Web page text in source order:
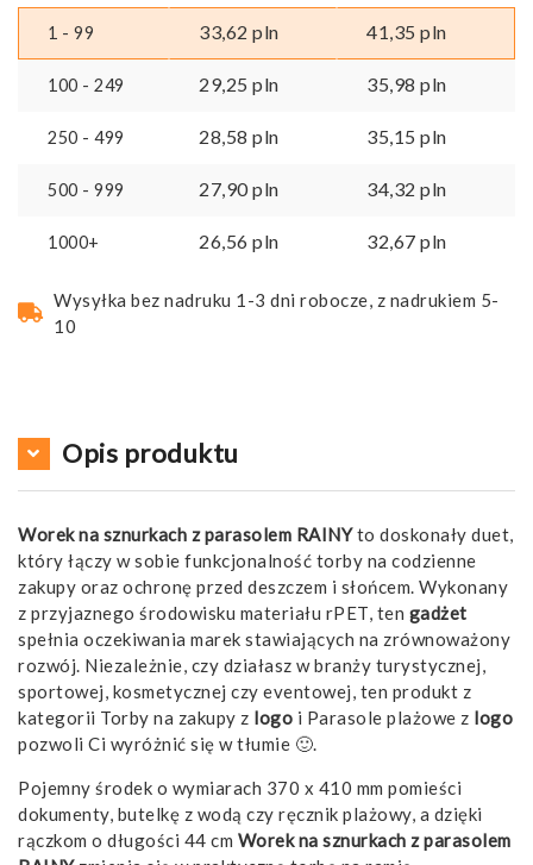
1 - 99 33,62 pln 41,35 pln
100 - 249 29,25 pln 35,98 pln
250 - 499 28,58 pln 35,15 pln
500 - 999 27,90pln 34,32 pln
1000+ 26,56 pln 32,67 pln
Wysyłka bez nadruku 1-3 dni robocze, z nadrukiem 5-
10
Opis produktu
Worek na sznurkach z parasolem RAINYto doskonały duet,
który łączy w sobie funkcjonalność torby na codzienne
zakupy oraz ochronę przed deszczem i słońcem. Wykonany
z przyjaznego środowisku materiału rPET, ten gadżet
spełnia oczekiwania marek stawiających na zrównoważony
rozwój. Niezależnie, czy działasz w branży turystycznej,
sportowej, kosmetycznej czy eventowej, ten produkt z
kategorii Torby na zakupy z logo i Parasole plażowe z logo
pozwoli Ci wyróżnić się w tłumie 🙂.
Pojemny środek o wymiarach 370 x 410 mm pomieści
dokumenty, butelkę z wodą czy ręcznik plażowy, a dzięki
rączkom o długości 44 cm Worek na sznurkach z parasolem